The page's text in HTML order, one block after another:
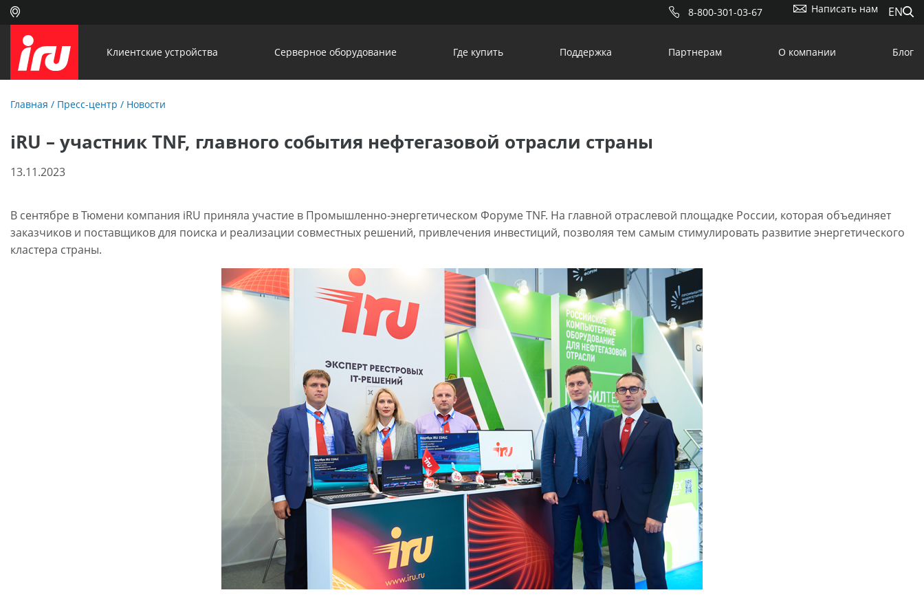
8-800-301-03-67 Написать нам EN
Клиентские устройства Серверное оборудование Где купить Поддержка Партнерам О компании Блог
Главная / Пресс-центр / Новости
iRU – участник TNF, главного события нефтегазовой отрасли страны
13.11.2023
В сентябре в Тюмени компания iRU приняла участие в Промышленно-энергетическом Форуме TNF. На главной отраслевой площадке России, которая объединяет
заказчиков и поставщиков для поиска и реализации совместных решений, привлечения инвестиций, позволяя тем самым стимулировать развитие энергетического
кластера страны.